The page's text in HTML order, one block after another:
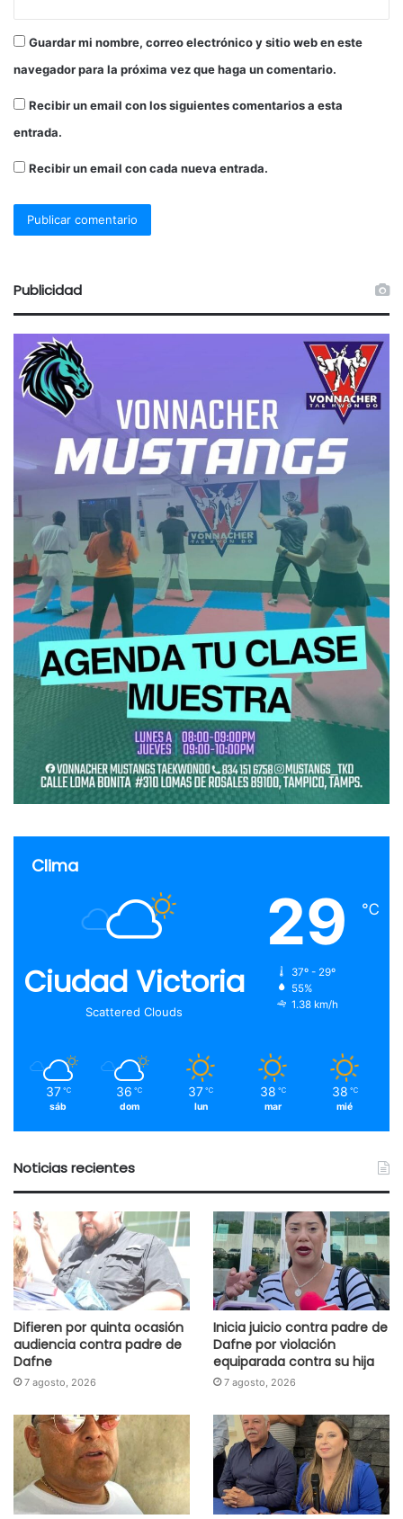
Guardar mi nombre, correo electrónico y sitio web en este
navegador para la próxima vez que haga un comentario.
Recibir un email con los siguientes comentarios a esta
entrada.
Recibir un email con cada nueva entrada.
Publicidad
Clima
Ciudad Victoria
Scattered Clouds
29 ℃
37º - 29º
55%
1.38 km/h
37 ℃
sáb
36 ℃
dom
37 ℃
lun
38 ℃
mar
38 ℃
mié
Noticias recientes
Difieren por quinta ocasión
audiencia contra padre de
Dafne
7 agosto, 2026
Inicia juicio contra padre de
Dafne por violación
equiparada contra su hija
7 agosto, 2026